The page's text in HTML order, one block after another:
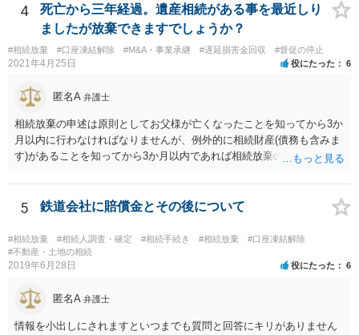
いということではなく、身分相応の、社会的儀式として当然認められ
る程度の金額に留まると考えた方がよいです。 もし、相続人の皆さん
に葬儀費用を支出する経済力がなく、質素な葬儀を行った費用であれ
ば相続財産から支出しても単純承認と認められない可能性が高いの
で、相続放棄申述が受理される可能性も高いと思います。
4
死亡から三年経過。遺産相続がある事を最近しり
ましたが放棄できますでしょうか？
#相続放棄 #口座凍結解除 #M&A・事業承継 #遅延損害金回収 #督促の停止
2021年4月25日 役にたった 6
匿名A 弁護士
相続放棄の申述は原則としてお父様が亡くなったことを知ってから3か
月以内に行わなければなりませんが、例外的に相続財産(債務も含みま
す)があることを知ってから3か月以内であれば相続放棄の申述が認め
したら、早急に家裁に行って相続放棄の申述をしたい旨告げて必要な
書類を提出されることをおすすめいたします。 なお、お父様の債務が
にあたっては、法テラスの無料相談等を利用して弁護士に相談するこ
とも十分考えられるかと存じます。また、ご記載いただいた事実関係
を拝見するかぎり、再婚相手のかたは既に相続放棄をされている可能
5 鉄道会社に賠償金とその後について
#相続放棄 #相続人調査・確定 #相続手続き #相続放棄
#口座凍結解除
#不動産・土地の相続
2019年6月28日 役にたった 6
匿名A 弁護士
情報を小出しにされますといつまでも質問と回答にキリがありません